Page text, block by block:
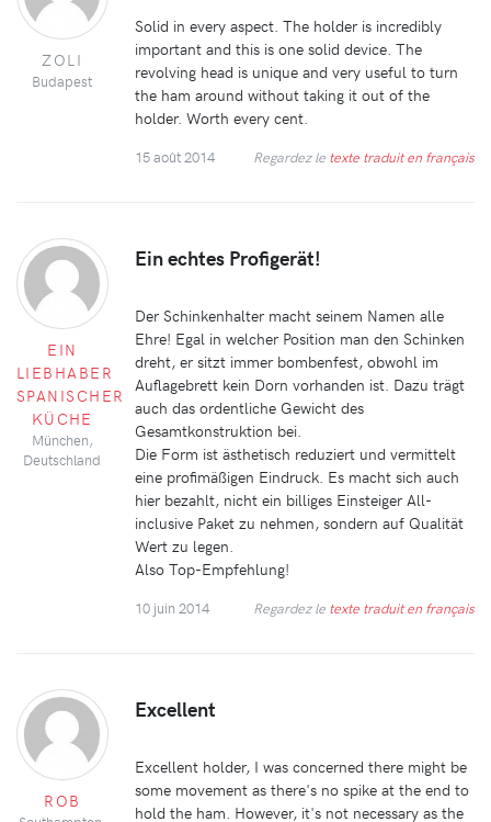
ZOLI
Budapest
Solid in every aspect. The holder is incredibly
important and this is one solid device. The
revolving head is unique and very useful to turn
the ham around without taking it out of the
holder. Worth every cent.
15 août 2014 Regardez le texte traduit en français
EIN
LIEBHABER
SPANISCHER
KÜCHE
München,
Deutschland
Ein echtes Profigerät!
Der Schinkenhalter macht seinem Namen alle
Ehre! Egal in welcher Position man den Schinken
dreht, er sitzt immer bombenfest, obwohl im
Auflagebrett kein Dorn vorhanden ist. Dazu trägt
auch das ordentliche Gewicht des
Gesamtkonstruktion bei.
Die Form ist ästhetisch reduziert und vermittelt
eine profimäßigen Eindruck. Es macht sich auch
hier bezahlt, nicht ein billiges Einsteiger All-
inclusive Paket zu nehmen, sondern auf Qualität
Wert zu legen.
Also Top-Empfehlung!
10 juin 2014 Regardez le texte traduit en français
ROB
Excellent
Excellent holder, I was concerned there might be
some movement as there's no spike at the end to
hold the ham. However, it's not necessary as the